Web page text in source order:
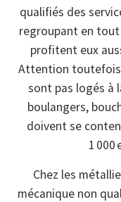
qualifiés des
regroupant en
profitent eux
Attention toutefois
sont pas logés à
boulangers,
doivent se
1 000
Chez les
mécanique non